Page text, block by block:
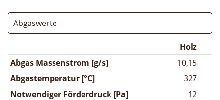
Abgaswerte
Holz
Abgas Massenstrom [g/s]
10,15
Abgastemperatur [°C]
327
Notwendiger Förderdruck [Pa]
12